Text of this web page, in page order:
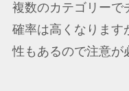
複数のカテゴリーで
確率は高くなります
性もあるので注意が